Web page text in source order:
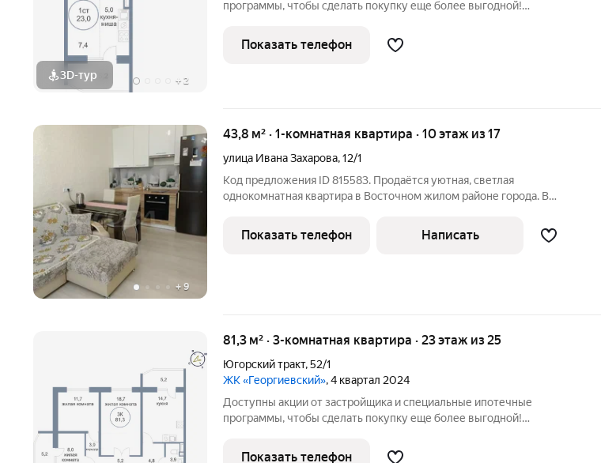
3D-тур + 2
программы, чтобы сделать покупку еще более выгодной!
Звоните, чтобы узнать размер вашей скидки! Сибпромстрой - 30
лет на рынке! Готовое жилье.
Показать телефон
+ 9
43,8 м² · 1-комнатная квартира · 10 этаж из 17
улица Ивана Захарова,12/1
Код предложения ID 815583. Продаётся уютная, светлая
однокомнатная квартира в Восточном жилом районе города. В
техникой (холодильник, духовой шкаф, варочная панель, вытяжка
- всё остаётся!).
Показать телефон Написать
81,3 м² · 3-комнатная квартира · 23 этаж из 25
Югорский тракт,52/1
ЖК «Георгиевский», 4 квартал 2024
Доступны акции от застройщика и специальные ипотечные
программы, чтобы сделать покупку еще более выгодной!
Звоните, чтобы узнать размер вашей скидки! Сибпромстрой - 30
Показать телефон